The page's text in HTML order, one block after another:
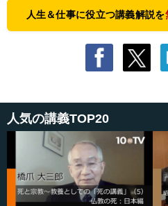
人生＆仕事に役立つ講義解説を
人気の講義TOP20